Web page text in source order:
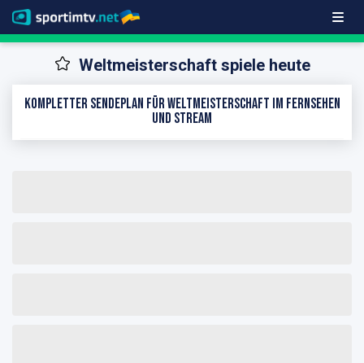
Weltmeisterschaft spiele heute
Kompletter Sendeplan für Weltmeisterschaft im Fernsehen
und Stream